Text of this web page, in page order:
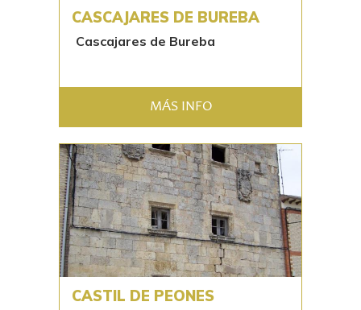
CASCAJARES DE BUREBA
Cascajares de Bureba
MÁS INFO
CASTIL DE PEONES